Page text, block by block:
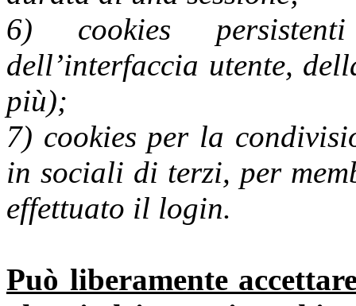
6) cookies
dell’interfaccia utente,
più);
7) cookies per la
in sociali di terzi, per
effettuato il login.
Può liberamente